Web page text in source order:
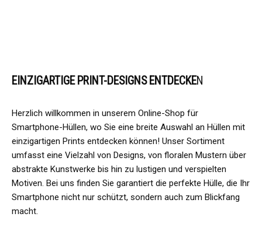
EINZIGARTIGE PRINT-DESIGNS ENTDECKEN
Herzlich willkommen in unserem Online-Shop für
Smartphone-Hüllen, wo Sie eine breite Auswahl an Hüllen mit
einzigartigen Prints entdecken können! Unser Sortiment
umfasst eine Vielzahl von Designs, von floralen Mustern über
abstrakte Kunstwerke bis hin zu lustigen und verspielten
Motiven. Bei uns finden Sie garantiert die perfekte Hülle, die Ihr
Smartphone nicht nur schützt, sondern auch zum Blickfang
macht.